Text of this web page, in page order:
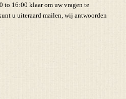
to 16:00 klaar om uw vragen te
u uiteraard mailen, wij antwoorden